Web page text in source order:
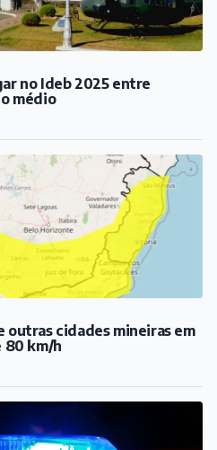
no Ideb 2025 entre
médio
outras cidades mineiras em
80 km/h